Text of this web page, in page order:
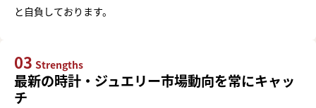
と自負しております。
03 Strengths
最新の時計・ジュエリー市場動向を常にキャッ
チ